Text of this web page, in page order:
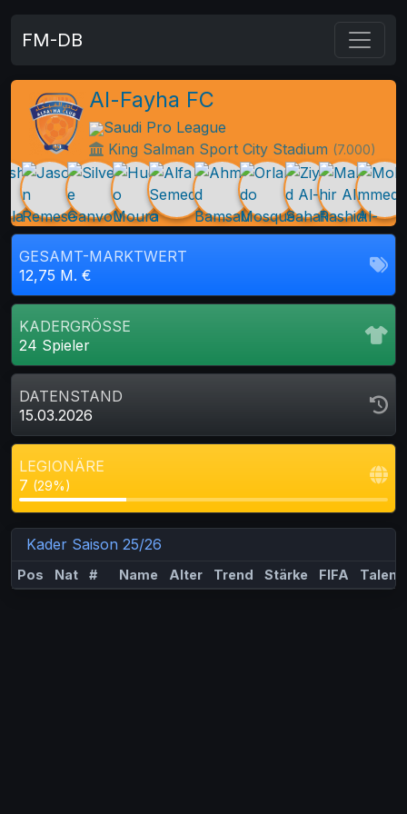
FM-DB
Al-Fayha FC
Saudi Pro League
King Salman Sport City Stadium (7.000)
GESAMT-MARKTWERT
12,75 M. €
KADERGRÖSSE
24 Spieler
DATENSTAND
15.03.2026
LEGIONÄRE
7 (29%)
Kader Saison 25/26
Pos Nat # Name Alter Trend Stärke FIFA Talent